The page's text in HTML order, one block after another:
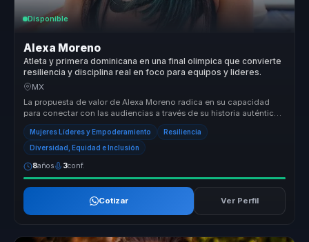
Disponible
Alexa Moreno
Atleta y primera dominicana en una final olimpica que convierte
resiliencia y disciplina real en foco para equipos y lideres.
MX
La propuesta de valor de Alexa Moreno radica en su capacidad
para conectar con las audiencias a través de su historia auténtica
de supera...
Mujeres Líderes y Empoderamiento Resiliencia
Diversidad, Equidad e Inclusión
8años 3conf.
Cotizar Ver Perfil